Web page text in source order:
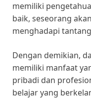
memiliki
baik, seseorang
menghadapi
Dengan demikian,
memiliki manfaat
pribadi dan
belajar yang